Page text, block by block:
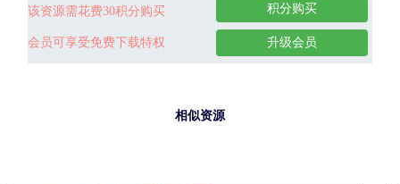
该资源需花费30积分购买
会员可享受免费下载特权
积分购买
升级会员
相似资源